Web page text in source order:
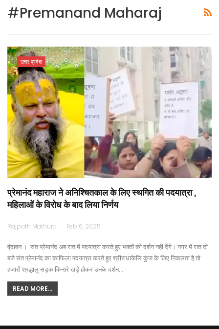
#Premanand Maharaj
उत्तर प्रदेश
प्रेमानंद महाराज ने अनिश्चितकाल के लिए स्थगित की पदयात्रा ,
महिलाओं के विरोध के बाद लिया निर्णय
Rajpath Mathura Feb 6, 2025
वृंदावन । संत प्रेमानंद अब रात में पदयात्रा करते हुए भक्तों को दर्शन नहीं देंगे। नगर में रात दो
बजे संत प्रेमानंद का काफिला पदयात्रा करते हुए श्रीराधाकेलि कुंज के लिए निकलता है तो
हजारों श्रद्धालु सड़क किनारे खड़े होकर उनके दर्शन…
READ MORE...